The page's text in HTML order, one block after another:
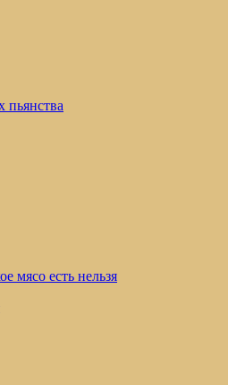
пьянства
мясо есть нельзя